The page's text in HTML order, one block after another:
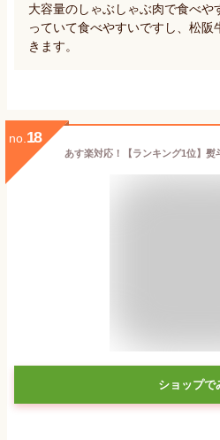
大容量のしゃぶしゃぶ肉で食べや
っていて食べやすいですし、松
きます。
no. 18
ショップで